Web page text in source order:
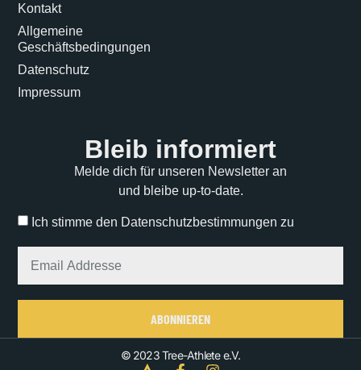
Kontakt
Allgemeine
Geschäftsbedingungen
Datenschutz
Impressum
Bleib informiert
Melde dich für unseren Newsletter an
und bleibe up-to-date.
Ich stimme den Datenschutzbestimmungen zu
ABONNIEREN
© 2023 Tree-Athlete e.V.